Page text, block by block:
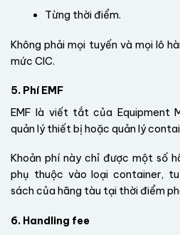
Từng thời điểm.
Không phải mọi tuyến và mọi lô
mức CIC.
5. Phí EMF
EMF là viết tắt của Equipment
quản lý thiết bị hoặc quản lý
Khoản phí này chỉ được một số
phụ thuộc vào loại container,
sách của hãng tàu tại thời điểm
6. Handling fee